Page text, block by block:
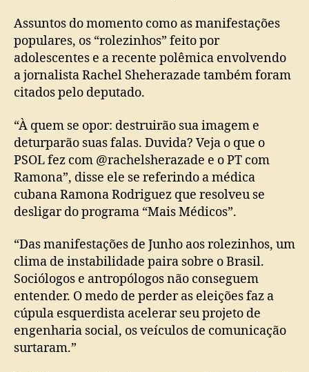
Assuntos do momento como as manifestações
populares, os “rolezinhos” feito por
adolescentes e a recente polêmica envolvendo
a jornalista Rachel Sheherazade também foram
citados pelo deputado.
“À quem se opor: destruirão sua imagem e
deturparão suas falas. Duvida? Veja o que o
PSOL fez com @rachelsherazade e o PT com
Ramona”, disse ele se referindo a médica
cubana Ramona Rodriguez que resolveu se
desligar do programa “Mais Médicos”.
“Das manifestações de Junho aos rolezinhos, um
clima de instabilidade paira sobre o Brasil.
Sociólogos e antropólogos não conseguem
entender. O medo de perder as eleições faz a
cúpula esquerdista acelerar seu projeto de
engenharia social, os veículos de comunicação
surtaram.”